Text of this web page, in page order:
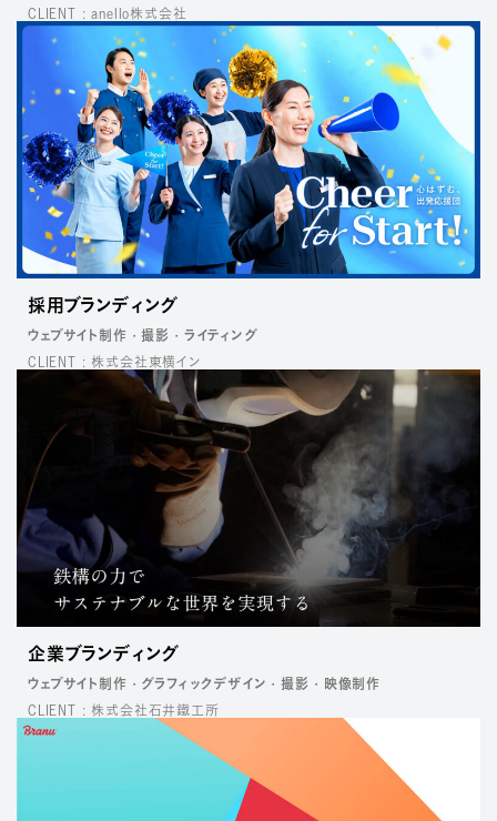
CLIENT : anello株式会社
採用ブランディング
ウェブサイト制作 撮影
ライティング
CLIENT : 株式会社東横イン
企業ブランディング
ウェブサイト制作 グラフィックデザイン 撮影
映像制作
CLIENT : 株式会社石井鐵工所